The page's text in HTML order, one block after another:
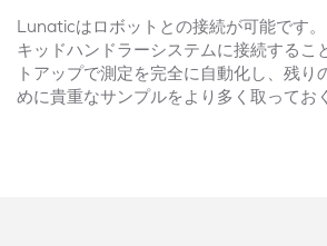
Lunaticはロボットとの接続が可能です
キッドハンドラーシステムに接続するこ
トアップで測定を完全に自動化し、残り
めに貴重なサンプルをより多く取ってお